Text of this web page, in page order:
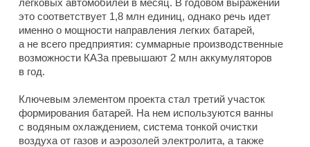
легковых автомобилей в месяц. В годовом выражении
это соответствует 1,8 млн единиц, однако речь идет
именно о мощности направления легких батарей,
а не всего предприятия: суммарные производственные
возможности КАЗа превышают 2 млн аккумуляторов
в год.
Ключевым элементом проекта стал третий участок
формирования батарей. На нем используются ванны
с водяным охлаждением, система тонкой очистки
воздуха от газов и аэрозолей электролита, а также